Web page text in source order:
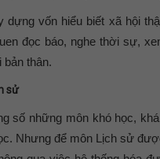
dựng vốn hiểu biết xã hội
đọc báo, nghe thời sự,
thân.
sử
số những môn khó học,
Nhưng để môn Lịch sử